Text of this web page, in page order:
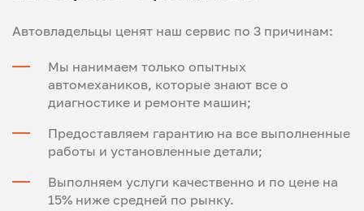
Автовладельцы ценят наш сервис по 3 причинам:
Мы нанимаем только опытных
автомехаников, которые знают все о
диагностике и ремонте машин;
Предоставляем гарантию на все выполненные
работы и установленные детали;
Выполняем услуги качественно и по цене на
15% ниже средней по рынку.